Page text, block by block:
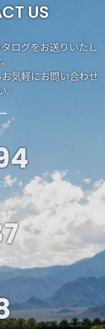
US
ログをお送りいたし
気軽にお問い合わせ